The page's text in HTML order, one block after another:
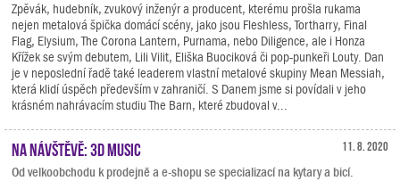
Zpěvák, hudebník, zvukový inženýr a producent, kterému prošla rukama
nejen metalová špička domácí scény, jako jsou Fleshless, Tortharry, Final
Flag, Elysium, The Corona Lantern, Purnama, nebo Diligence, ale i Honza
Křížek se svým debutem, Lili Vilit, Eliška Buociková či pop-punkeři Louty. Dan
je v neposlední řadě také leaderem vlastní metalové skupiny Mean Messiah,
která klidí úspěch především v zahraničí. S Danem jsme si povídali v jeho
krásném nahrávacím studiu The Barn, které zbudoval v...
11. 8. 2020
Na návštěvě: 3D Music
Od velkoobchodu k prodejně a e-shopu se specializací na kytary a bicí.